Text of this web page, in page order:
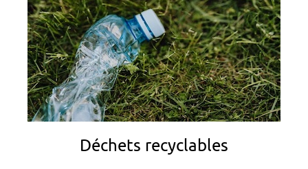
Déchets recyclables